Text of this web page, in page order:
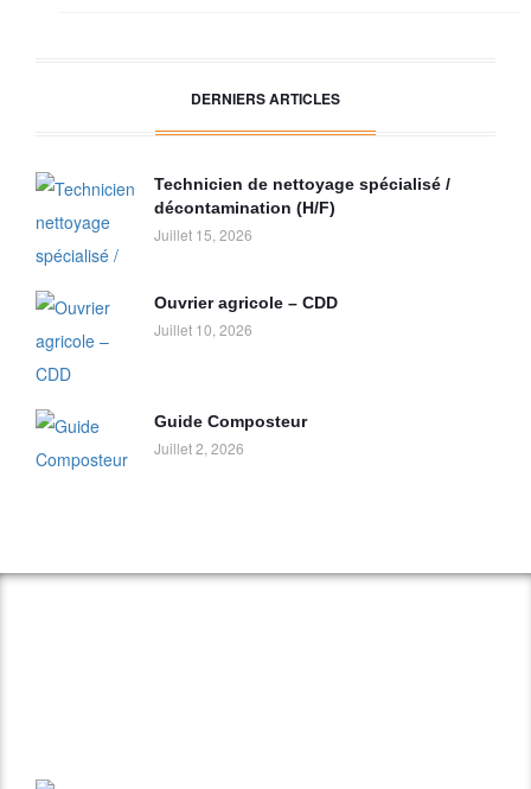
DERNIERS ARTICLES
Technicien de nettoyage spécialisé /
décontamination (H/F)
Juillet 15, 2026
Ouvrier agricole – CDD
Juillet 10, 2026
Guide Composteur
Juillet 2, 2026